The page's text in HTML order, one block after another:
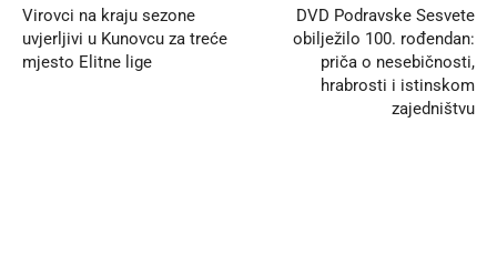
Virovci na kraju sezone
uvjerljivi u Kunovcu za treće
mjesto Elitne lige
DVD Podravske Sesvete
obilježilo 100. rođendan:
priča o nesebičnosti,
hrabrosti i istinskom
zajedništvu